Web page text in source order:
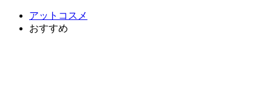
アットコスメ
おすすめ